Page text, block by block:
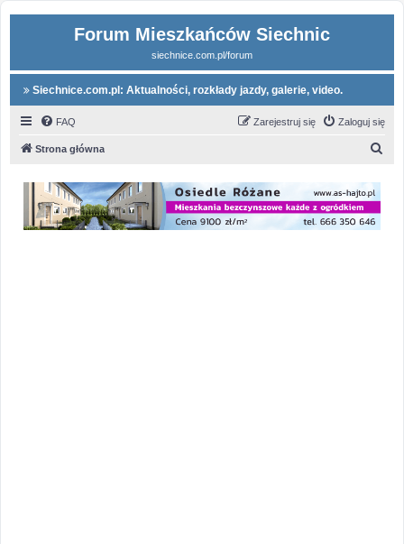
Forum Mieszkańców Siechnic
siechnice.com.pl/forum
Siechnice.com.pl: Aktualności, rozkłady jazdy, galerie, video.
FAQ Zaloguj się
Zarejestruj się
Strona główna